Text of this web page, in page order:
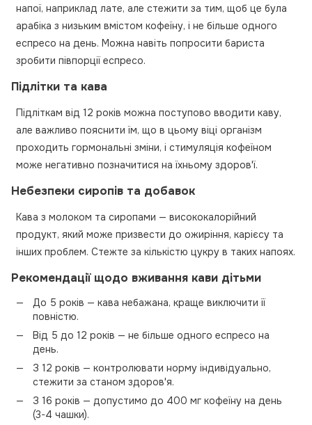
напої, наприклад лате, але стежити за тим, щоб це була
арабіка з низьким вмістом кофеїну, і не більше одного
еспресо на день. Можна навіть попросити бариста
зробити півпорції еспресо.
Підлітки та кава
Підліткам від 12 років можна поступово вводити каву,
але важливо пояснити їм, що в цьому віці організм
проходить гормональні зміни, і стимуляція кофеїном
може негативно позначитися на їхньому здоров'ї.
Небезпеки сиропів та добавок
Кава з молоком та сиропами — висококалорійний
продукт, який може призвести до ожиріння, карієсу та
інших проблем. Стежте за кількістю цукру в таких напоях.
Рекомендації щодо вживання кави дітьми
До 5 років — кава небажана, краще виключити її
повністю.
Від 5 до 12 років — не більше одного еспресо на
день.
З 12 років — контролювати норму індивідуально,
стежити за станом здоров'я.
З 16 років — допустимо до 400 мг кофеїну на день
(3-4 чашки).